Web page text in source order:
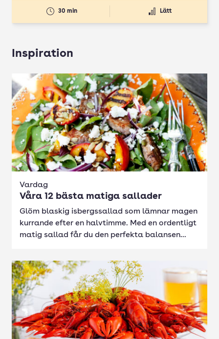
30 min Lätt
Inspiration
Vardag
Våra 12 bästa matiga sallader
Glöm blaskig isbergssallad som lämnar magen
kurrande efter en halvtimme. Med en ordentligt
matig sallad får du den perfekta balansen...